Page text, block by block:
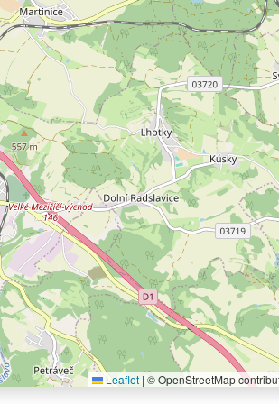
Leaflet | © OpenStreetMap